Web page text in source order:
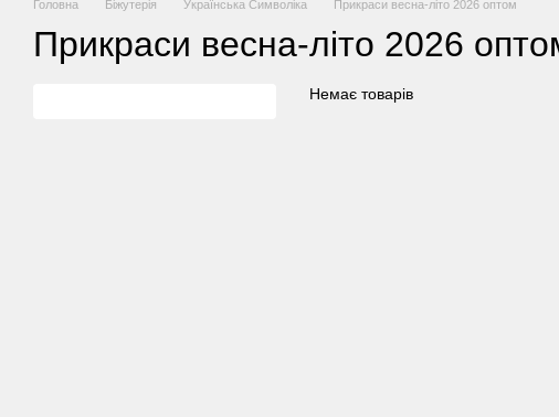
Головна Біжутерія Українська Символіка Прикраси весна-літо 2026 оптом
Прикраси весна-літо 2026
Немає товарів